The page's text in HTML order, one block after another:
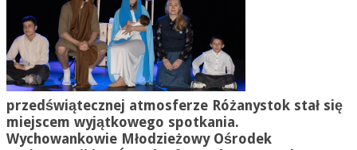
przedświątecznej atmosferze Różanystok stał się
miejscem wyjątkowego spotkania.
Wychowankowie Młodzieżowy Ośrodek